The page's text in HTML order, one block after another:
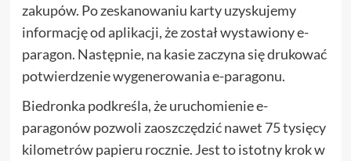
zakupów. Po zeskanowaniu karty uzyskujemy
informację od aplikacji, że został wystawiony e-
paragon. Następnie, na kasie zaczyna się drukować
potwierdzenie wygenerowania e-paragonu.
Biedronka podkreśla, że uruchomienie e-
paragonów pozwoli zaoszczędzić nawet 75 tysięcy
kilometrów papieru rocznie. Jest to istotny krok w